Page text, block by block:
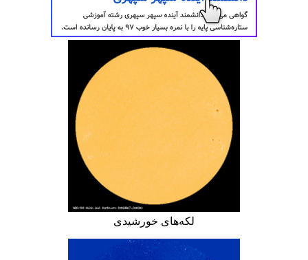
لکه‌های خورشیدی